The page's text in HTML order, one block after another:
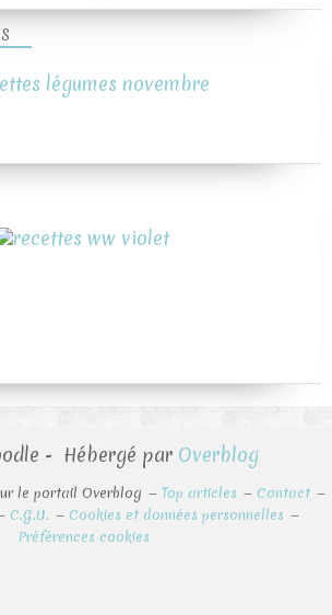
- Hébergé par Overblog
le portail Overblog Top articles
Contact
C.G.U.
Cookies et données personnelles
Préférences cookies